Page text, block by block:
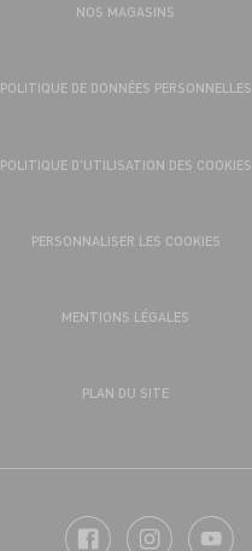
NOS MAGASINS
POLITIQUE DE DONNÉES PERSONNELLES
POLITIQUE D’UTILISATION DES COOKIES
PERSONNALISER LES COOKIES
MENTIONS LÉGALES
PLAN DU SITE